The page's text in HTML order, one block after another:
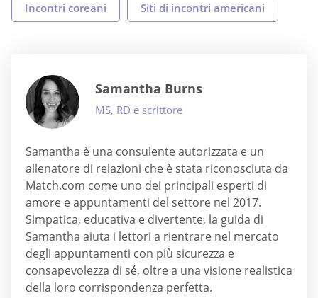
Incontri coreani Siti di incontri americani
Samantha Burns
MS, RD e scrittore
Samantha è una consulente autorizzata e un
allenatore di relazioni che è stata riconosciuta da
Match.com come uno dei principali esperti di
amore e appuntamenti del settore nel 2017.
Simpatica, educativa e divertente, la guida di
Samantha aiuta i lettori a rientrare nel mercato
degli appuntamenti con più sicurezza e
consapevolezza di sé, oltre a una visione realistica
della loro corrispondenza perfetta.